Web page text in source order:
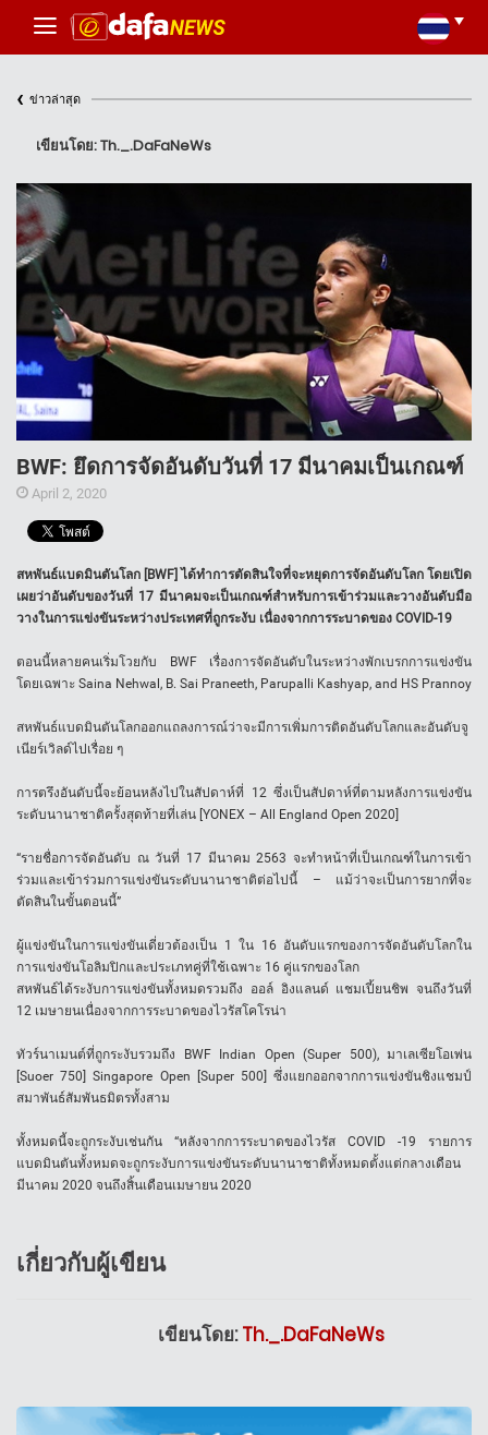
‹ ข่าวล่าสุด
เขียนโดย: Th._.DaFaNeWs
BWF: ยึดการจัดอันดับวันที่ 17 มีนาคมเป็นเกณฑ์
April 2, 2020
สหพันธ์แบดมินตันโลก [BWF] ได้ทำการตัดสินใจที่จะหยุดการจัดอันดับโลก โดยเปิด
เผยว่าอันดับของวันที่ 17 มีนาคมจะเป็นเกณฑ์สำหรับการเข้าร่วมและวางอันดับมือ
วางในการแข่งขันระหว่างประเทศที่ถูกระงับ เนื่องจากการระบาดของ COVID-19
ตอนนี้หลายคนเริ่มโวยกับ BWF เรื่องการจัดอันดับในระหว่างพักเบรกการแข่งขัน
โดยเฉพาะ Saina Nehwal, B. Sai Praneeth, Parupalli Kashyap, and HS Prannoy
สหพันธ์แบดมินตันโลกออกแถลงการณ์ว่าจะมีการเพิ่มการติดอันดับโลกและอันดับจู
เนียร์เวิลด์ไปเรื่อย ๆ
การตรึงอันดับนี้จะย้อนหลังไปในสัปดาห์ที่ 12 ซึ่งเป็นสัปดาห์ที่ตามหลังการแข่งขัน
ระดับนานาชาติครั้งสุดท้ายที่เล่น [YONEX – All England Open 2020]
“รายชื่อการจัดอันดับ ณ วันที่ 17 มีนาคม 2563 จะทำหน้าที่เป็นเกณฑ์ในการเข้า
ร่วมและเข้าร่วมการแข่งขันระดับนานาชาติต่อไปนี้ – แม้ว่าจะเป็นการยากที่จะ
ตัดสินในขั้นตอนนี้”
ผู้แข่งขันในการแข่งขันเดี่ยวต้องเป็น 1 ใน 16 อันดับแรกของการจัดอันดับโลกใน
การแข่งขันโอลิมปิกและประเภทคู่ที่ใช้เฉพาะ 16 คู่แรกของโลก
สหพันธ์ได้ระงับการแข่งขันทั้งหมดรวมถึง ออล์ อิงแลนด์ แชมเปี้ยนชิพ จนถึงวันที่
12 เมษายนเนื่องจากการระบาดของไวรัสโคโรน่า
ทัวร์นาเมนต์ที่ถูกระงับรวมถึง BWF Indian Open (Super 500), มาเลเซียโอเพ่น
[Suoer 750] Singapore Open [Super 500] ซึ่งแยกออกจากการแข่งขันชิงแชมป์
สมาพันธ์สัมพันธมิตรทั้งสาม
ทั้งหมดนี้จะถูกระงับเช่นกัน “หลังจากการระบาดของไวรัส COVID -19 รายการ
แบดมินตันทั้งหมดจะถูกระงับการแข่งขันระดับนานาชาติทั้งหมดตั้งแต่กลางเดือน
มีนาคม 2020 จนถึงสิ้นเดือนเมษายน 2020
เกี่ยวกับผู้เขียน
เขียนโดย:Th._.DaFaNeWs